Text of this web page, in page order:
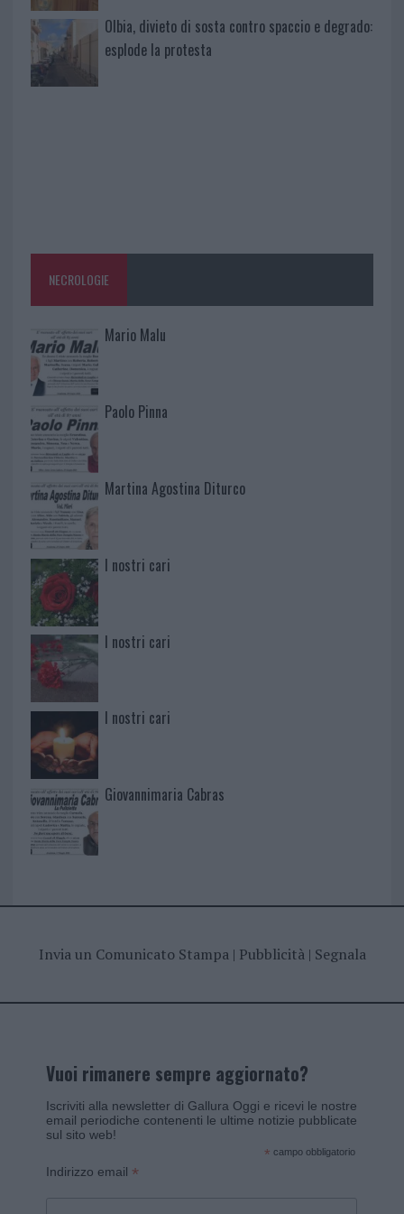
Olbia, divieto di sosta contro spaccio e degrado:
esplode la protesta
NECROLOGIE
Mario Malu
Paolo Pinna
Martina Agostina Diturco
I nostri cari
I nostri cari
I nostri cari
Giovannimaria Cabras
Invia un Comunicato Stampa| Pubblicità| Segnala
Vuoi rimanere sempre aggiornato?
Iscriviti alla newsletter di Gallura Oggi e ricevi le nostre
email periodiche contenenti le ultime notizie pubblicate
sul sito web!
* campo obbligatorio
Indirizzo email *